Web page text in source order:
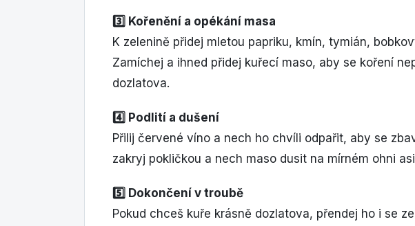
3️⃣ Kořenění a opékání masa
K zelenině přidej mletou papriku, kmín, tymián,
Zamíchej a ihned přidej kuřecí maso, aby se koření
dozlatova.
4️⃣ Podlití a dušení
Přilij červené víno a nech ho chvíli odpařit, aby se
zakryj pokličkou a nech maso dusit na mírném ohni
5️⃣ Dokončení v troubě
Pokud chceš kuře krásně dozlatova, přendej ho i se